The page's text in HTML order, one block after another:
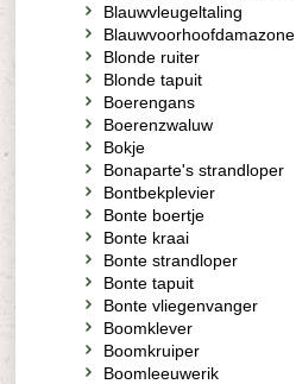
Blauwvleugeltaling
Blauwvoorhoofdamazone
Blonde ruiter
Blonde tapuit
Boerengans
Boerenzwaluw
Bokje
Bonaparte's strandloper
Bontbekplevier
Bonte boertje
Bonte kraai
Bonte strandloper
Bonte tapuit
Bonte vliegenvanger
Boomklever
Boomkruiper
Boomleeuwerik